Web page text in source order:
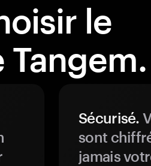
le
Sécurisé.
sont
jamais